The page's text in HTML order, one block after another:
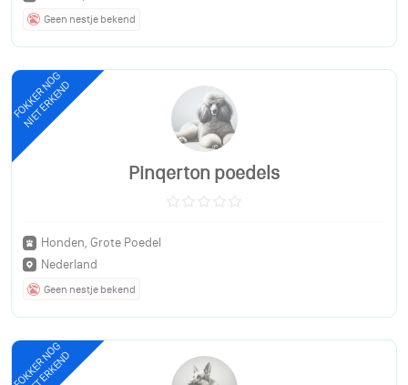
Geen nestje bekend
FOKKER NOG
NIET ERKEND
Pinqerton poedels
Honden, Grote Poedel
Nederland
Geen nestje bekend
FOKKER NOG
NIET ERKEND